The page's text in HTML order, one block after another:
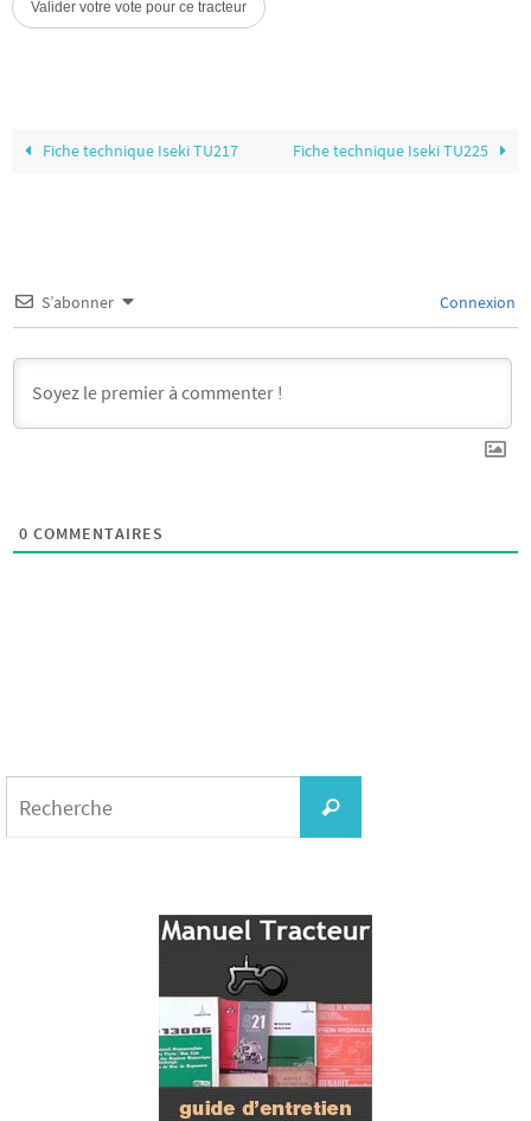
Fiche technique Iseki TU217 Fiche technique Iseki TU225
S’abonner Connexion
0 COMMENTAIRES
Recherche